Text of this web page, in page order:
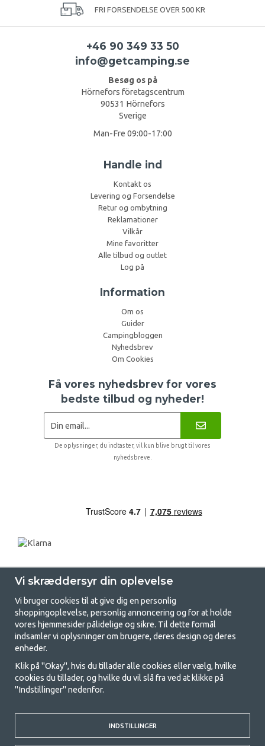
FRI FORSENDELSE OVER 500 KR
+46 90 349 33 50
info@getcamping.se
Besøg os på
Hörnefors företagscentrum
90531 Hörnefors
Sverige
Man-Fre 09:00-17:00
Handle ind
Kontakt os
Levering og Forsendelse
Retur og ombytning
Reklamationer
Vilkår
Mine favoritter
Alle tilbud og outlet
Log på
Information
Om os
Guider
Campingbloggen
Nyhedsbrev
Om Cookies
Få vores nyhedsbrev for vores
bedste tilbud og nyheder!
De oplysninger, du indtaster, vil kun blive brugt til vores
nyhedsbreve.
GetCamping.dk - Din butik for
camping og friluftsliv
Camping kan enten være en livsstil eller en måde at samle familien på til
et fælles eventyr. Uanset hvilken kategori du tilhører, finder du alt, du
til at campere, så vi tilbyder rigtig gode priser på familietelte,
campingvogns-telte og alt andet udstyr til camping og friluftsliv. Vores
mål er at tilbyde det bedste campingudstyr med hensyn til kvalitet og
Vi skræddersyr din oplevelse
Vi bruger cookies til at give dig en personlig
shoppingoplevelse, personlig annoncering og for at holde
vores hjemmesider pålidelige og sikre. Til dette formål
indsamler vi oplysninger om brugere, deres design og deres
enheder.
Klik på "Okay", hvis du tillader alle cookies eller vælg, hvilke
cookies du tillader, og hvilke du vil slå fra ved at klikke på
"Indstillinger" nedenfor.
INDSTILLINGER